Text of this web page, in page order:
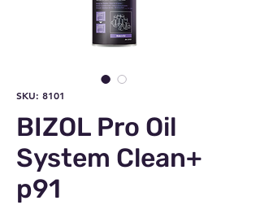
SKU: 8101
BIZOL Pro Oil
System Clean+
p91